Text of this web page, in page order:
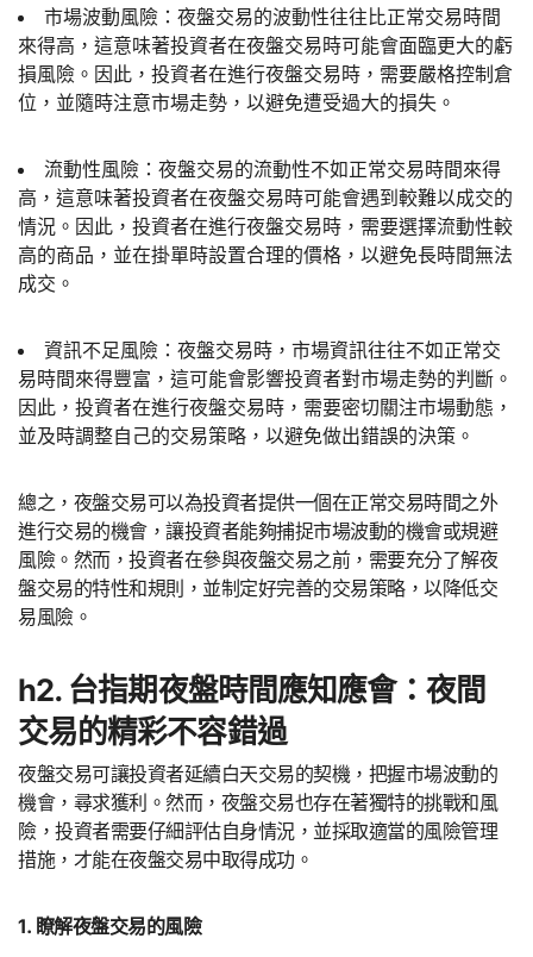
市場波動風險：夜盤交易的波動性往往比正常交易時間
來得高，這意味著投資者在夜盤交易時可能會面臨更大的虧
損風險。因此，投資者在進行夜盤交易時，需要嚴格控制倉
位，並隨時注意市場走勢，以避免遭受過大的損失。
流動性風險：夜盤交易的流動性不如正常交易時間來得
高，這意味著投資者在夜盤交易時可能會遇到較難以成交的
情況。因此，投資者在進行夜盤交易時，需要選擇流動性較
高的商品，並在掛單時設置合理的價格，以避免長時間無法
成交。
資訊不足風險：夜盤交易時，市場資訊往往不如正常交
易時間來得豐富，這可能會影響投資者對市場走勢的判斷。
因此，投資者在進行夜盤交易時，需要密切關注市場動態，
並及時調整自己的交易策略，以避免做出錯誤的決策。
總之，夜盤交易可以為投資者提供一個在正常交易時間之外
進行交易的機會，讓投資者能夠捕捉市場波動的機會或規避
風險。然而，投資者在參與夜盤交易之前，需要充分了解夜
盤交易的特性和規則，並制定好完善的交易策略，以降低交
易風險。
h2. 台指期夜盤時間應知應會：夜間
交易的精彩不容錯過
夜盤交易可讓投資者延續白天交易的契機，把握市場波動的
機會，尋求獲利。然而，夜盤交易也存在著獨特的挑戰和風
險，投資者需要仔細評估自身情況，並採取適當的風險管理
措施，才能在夜盤交易中取得成功。
1. 瞭解夜盤交易的風險